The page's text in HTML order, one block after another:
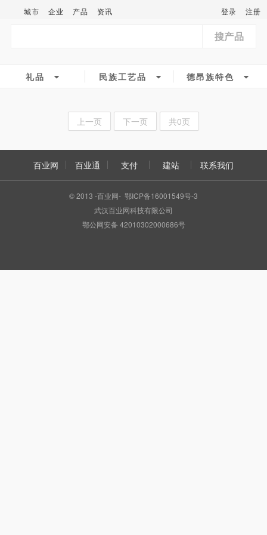
城市 企业 产品 资讯 登录 注册
搜产品
礼品 民族工艺品 德昂族特色
上一页 下一页 共0页
百业网 百业通 支付 建站 联系我们
© 2013 -百业网- 鄂ICP备16001549号-3
武汉百业网科技有限公司
鄂公网安备 42010302000686号